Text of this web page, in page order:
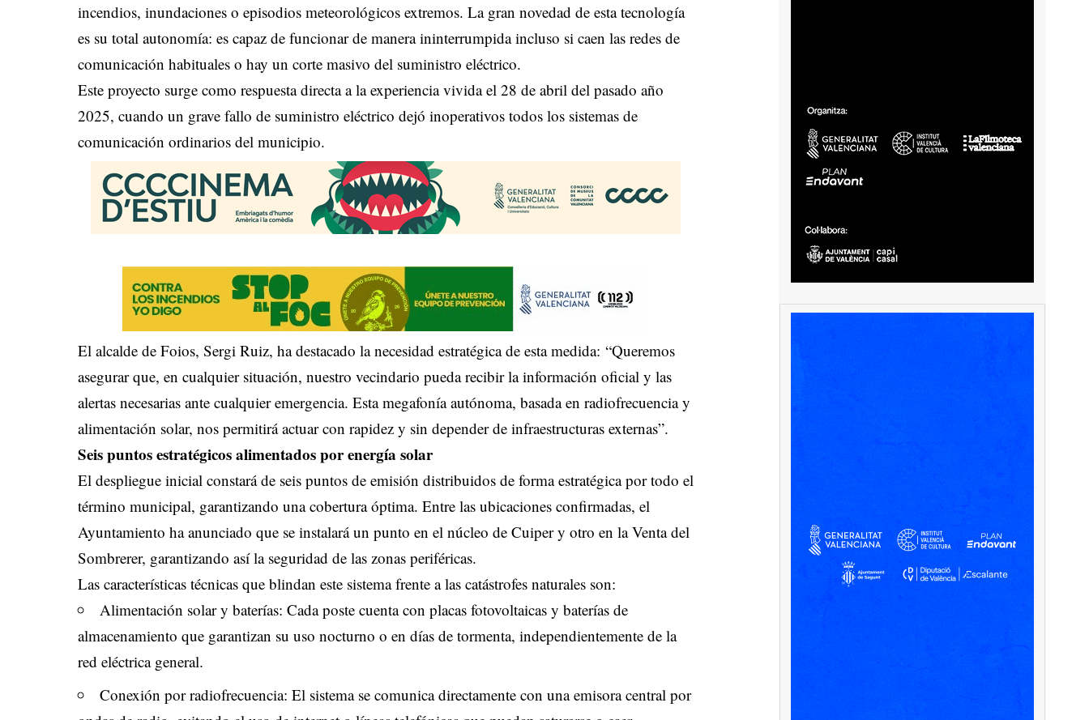
incendios, inundaciones o episodios meteorológicos extremos. La gran novedad de esta tecnología
es su total autonomía: es capaz de funcionar de manera ininterrumpida incluso si caen las redes de
comunicación habituales o hay un corte masivo del suministro eléctrico.
Este proyecto surge como respuesta directa a la experiencia vivida el 28 de abril del pasado año
2025, cuando un grave fallo de suministro eléctrico dejó inoperativos todos los sistemas de
comunicación ordinarios del municipio.
El alcalde de Foios, Sergi Ruiz, ha destacado la necesidad estratégica de esta medida: “Queremos
asegurar que, en cualquier situación, nuestro vecindario pueda recibir la información oficial y las
alertas necesarias ante cualquier emergencia. Esta megafonía autónoma, basada en radiofrecuencia y
alimentación solar, nos permitirá actuar con rapidez y sin depender de infraestructuras externas”.
Seis puntos estratégicos alimentados por energía solar
El despliegue inicial constará de seis puntos de emisión distribuidos de forma estratégica por todo el
término municipal, garantizando una cobertura óptima. Entre las ubicaciones confirmadas, el
Ayuntamiento ha anunciado que se instalará un punto en el núcleo de Cuiper y otro en la Venta del
Sombrerer, garantizando así la seguridad de las zonas periféricas.
Las características técnicas que blindan este sistema frente a las catástrofes naturales son:
Alimentación solar y baterías: Cada poste cuenta con placas fotovoltaicas y baterías de
almacenamiento que garantizan su uso nocturno o en días de tormenta, independientemente de la
red eléctrica general.
Conexión por radiofrecuencia: El sistema se comunica directamente con una emisora central por